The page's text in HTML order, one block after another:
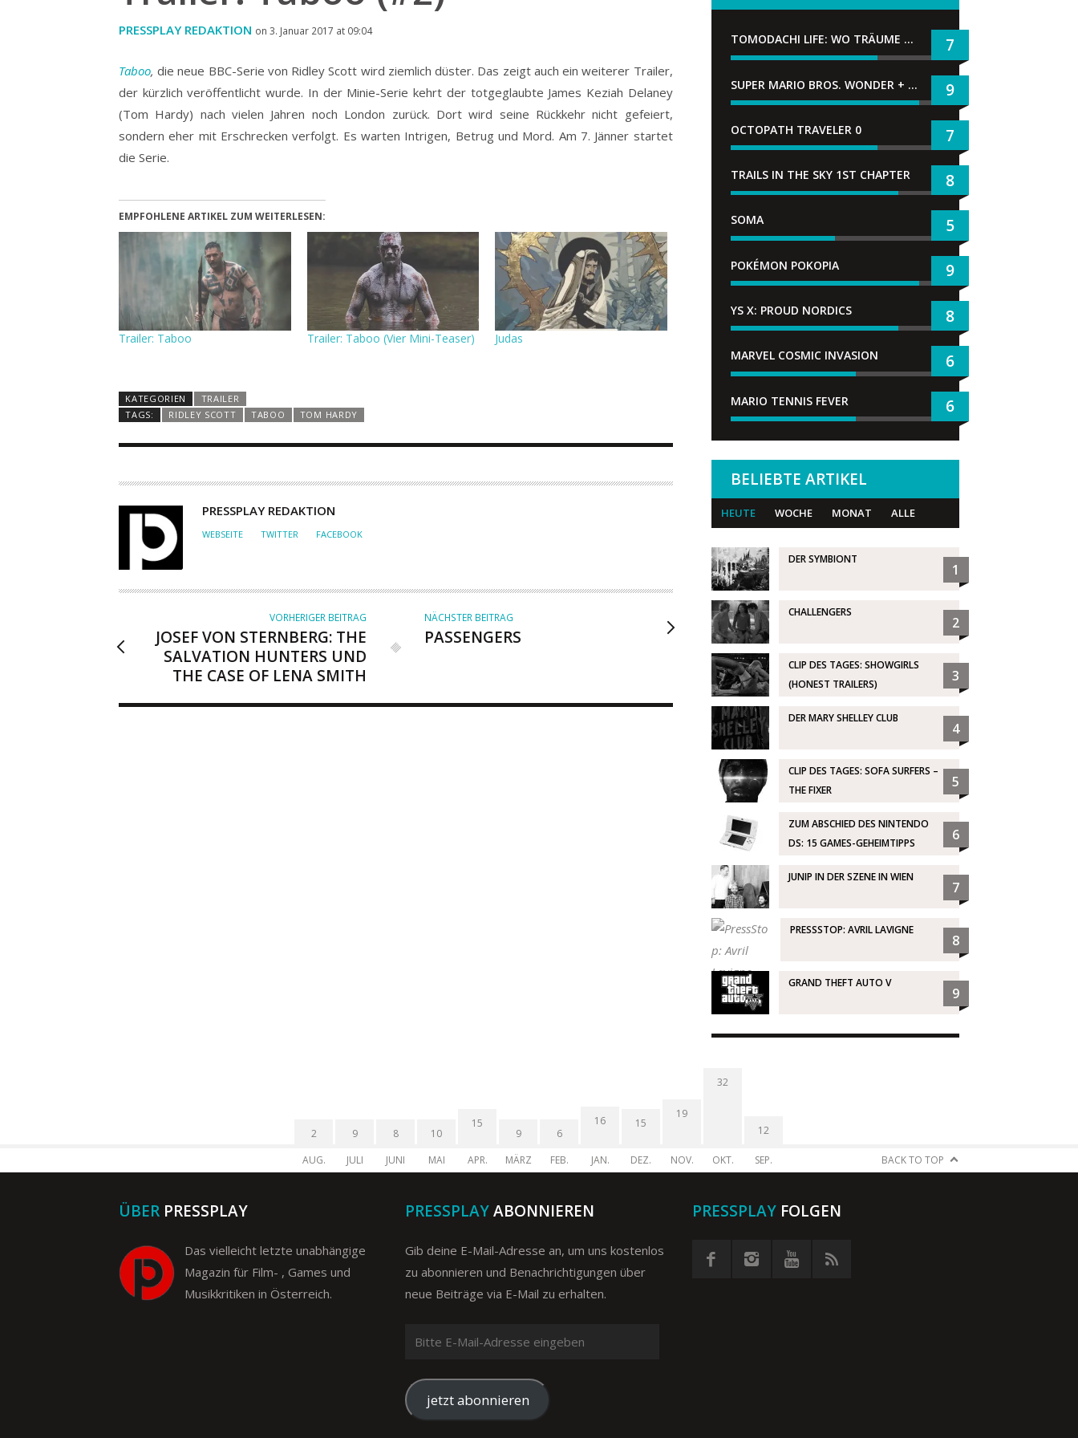
PRESSPLAY REDAKTION on 3. Januar 2017 at 09:04
Taboo, die neue BBC-Serie von Ridley Scott wird ziemlich düster. Das zeigt auch ein weiterer Trailer,
der kürzlich veröffentlicht wurde. In der Minie-Serie kehrt der totgeglaubte James Keziah Delaney
(Tom Hardy) nach vielen Jahren noch London zurück. Dort wird seine Rückkehr nicht gefeiert,
sondern eher mit Erschrecken verfolgt. Es warten Intrigen, Betrug und Mord. Am 7. Jänner startet
die Serie.
EMPFOHLENE ARTIKEL ZUM WEITERLESEN:
Trailer: Taboo Trailer: Taboo (Vier Mini-Teaser) Judas
KATEGORIEN
TRAILER
TAGS:
RIDLEY SCOTT TABOO TOM HARDY
A
U
R
PRESSPLAY REDAKTION
WEBSEITE TWITTER FACEBOOK
VORHERIGER BEITRAG
JOSEF VON STERNBERG: THE
SALVATION HUNTERS UND
THE CASE OF LENA SMITH
NÄCHSTER BEITRAG
PASSENGERS
TOMODACHI LIFE: WO TRÄUME WAHR WERDEN 7
SUPER MARIO BROS. WONDER + GEMEINSAM IM BELLABEL-PARK 9
OCTOPATH TRAVELER 0 7
TRAILS IN THE SKY 1ST CHAPTER 8
SOMA 5
POKÉMON POKOPIA 9
YS X: PROUD NORDICS 8
MARVEL COSMIC INVASION 6
MARIO TENNIS FEVER 6
BELIEBTE ARTIKEL
HEUTE WOCHE MONAT ALLE
DER SYMBIONT
1
CHALLENGERS
2
CLIP DES TAGES: SHOWGIRLS
(HONEST TRAILERS)
3
DER MARY SHELLEY CLUB
4
CLIP DES TAGES: SOFA SURFERS –
THE FIXER
5
ZUM ABSCHIED DES NINTENDO
DS: 15 GAMES-GEHEIMTIPPS
6
JUNIP IN DER SZENE IN WIEN
7
PRESSSTOP: AVRIL LAVIGNE
8
GRAND THEFT AUTO V
9
2
AUG.
9
JULI
8
JUNI
10
MAI
15
APR.
9
MÄRZ
6
FEB.
16
JAN.
15
DEZ.
19
NOV.
32
OKT.
12
SEP. BACK TO TOP
ÜBER PRESSPLAY
Das vielleicht letzte unabhängige
Magazin für Film- , Games und
Musikkritiken in Österreich.
PRESSPLAYABONNIEREN
Gib deine E-Mail-Adresse an, um uns kostenlos
zu abonnieren und Benachrichtigungen über
neue Beiträge via E-Mail zu erhalten.
Mail-
Adresse
eingeben
jetzt abonnieren
PRESSPLAYFOLGEN